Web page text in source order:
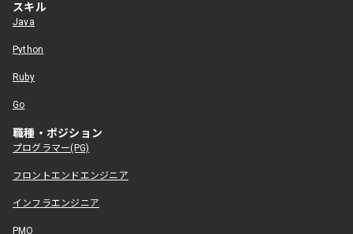
スキル
Java
Python
Ruby
Go
職種・ポジション
プログラマー(PG)
フロントエンドエンジニア
インフラエンジニア
PMO